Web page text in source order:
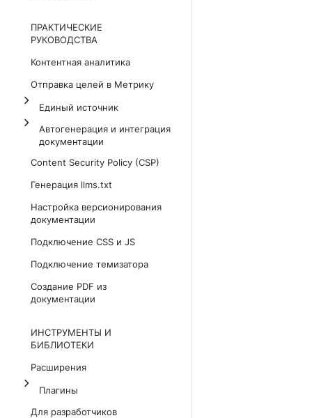
ПРАКТИЧЕСКИЕ
РУКОВОДСТВА
Контентная аналитика
Отправка целей в Метрику
Единый источник
Автогенерация и интеграция
документации
Content Security Policy (CSP)
Генерация llms.txt
Настройка версионирования
документации
Подключение CSS и JS
Подключение темизатора
Создание PDF из
документации
ИНСТРУМЕНТЫ И
БИБЛИОТЕКИ
Расширения
Плагины
Для разработчиков